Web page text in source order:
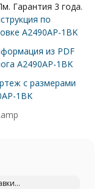
Гарантия 3 года.
по
A2490AP-1BK
из PDF
A2490AP-1BK
с размерами
1BK